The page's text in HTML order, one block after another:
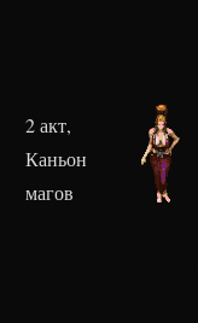
2 акт,
Каньон
магов